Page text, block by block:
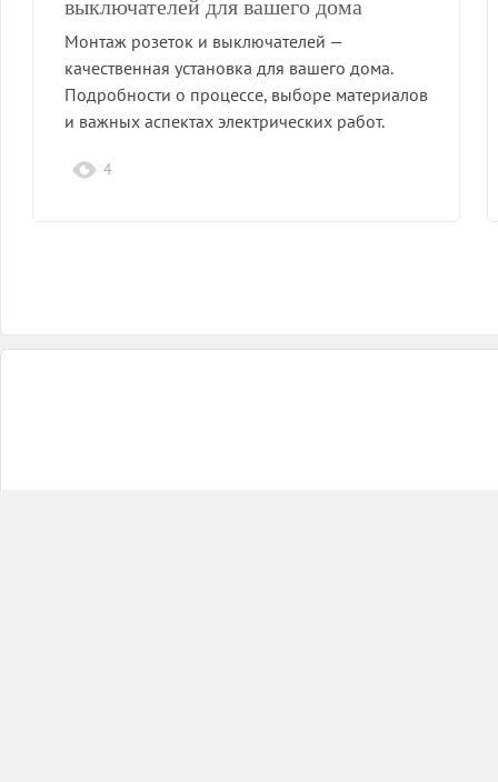
выключателей для вашего дома
Монтаж розеток и выключателей —
качественная установка для вашего дома.
Подробности о процессе, выборе материалов
и важных аспектах электрических работ.
4